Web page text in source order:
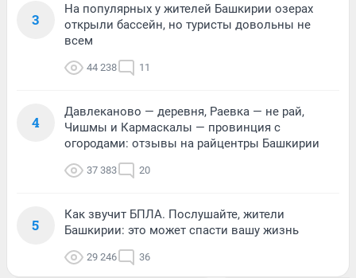
3
На популярных у жителей Башкирии озерах
открыли бассейн, но туристы довольны не
всем
44 238 11
4
Давлеканово — деревня, Раевка — не рай,
Чишмы и Кармаскалы — провинция с
огородами: отзывы на райцентры Башкирии
37 383 20
5
Как звучит БПЛА. Послушайте, жители
Башкирии: это может спасти вашу жизнь
29 246 36